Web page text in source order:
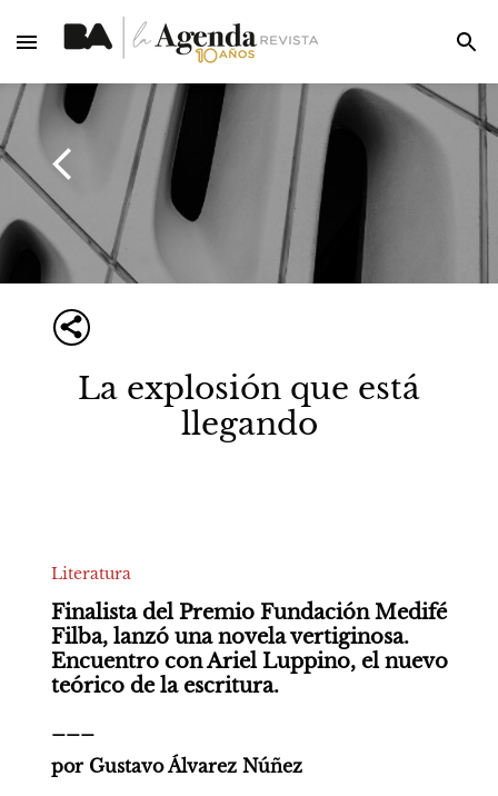
La explosión que está
llegando
Literatura
Finalista del Premio Fundación Medifé
Filba, lanzó una novela vertiginosa.
Encuentro con Ariel Luppino, el nuevo
teórico de la escritura.
por Gustavo Álvarez Núñez